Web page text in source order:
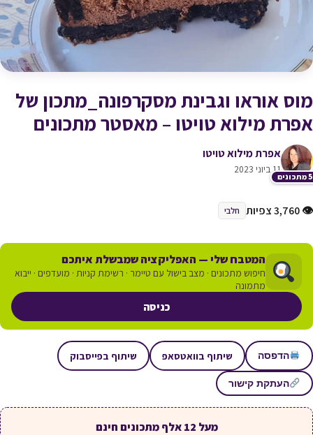
מוס אוראו וגבינת מסקרפונה_מתכון של
אפרת מילוא טויטו – מאסטר מתכונים
אפרת מילוא טויטו
11 ביוני 2023
👁 3,760 צפיות חלבי
המטבח שלי — האפליקציה שמבשלת איתכם
חיפוש מתכונים · מצב בישול עם טיימר · רשימת קניות · מועדפים · ייבוא
מתמונה
כניסה
הדפסה שיתוף בוואטסאפ שיתוף בפייסבוק
העתקת קישור
מעל 12 אלף מתכונים חינם